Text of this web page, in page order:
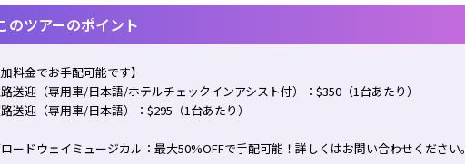
のツアーのポイント
料金でお手配可能です】
送迎（専用車/日本語/ホテルチェックインアシスト付）：$350（1台あたり）
送迎（専用車/日本語）：$295（1台あたり）
ードウェイミュージカル：最大50%OFFで手配可能！詳しくはお問い合わせください。